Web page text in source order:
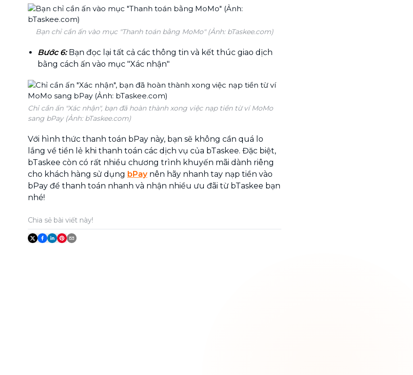
Bạn chỉ cần ấn vào mục "Thanh toán bằng MoMo" (Ảnh: bTaskee.com)
Bước 6:Bạn đọc lại tất cả các thông tin và kết thúc giao dịch
bằng cách ấn vào mục "Xác nhận"
Chỉ cần ấn "Xác nhận", bạn đã hoàn thành xong việc nạp tiền từ ví MoMo
sang bPay (Ảnh: bTaskee.com)
Với hình thức thanh toán bPay này, bạn sẽ không cần quá lo
lắng về tiền lẻ khi thanh toán các dịch vụ của bTaskee. Đặc biệt,
bTaskee còn có rất nhiều chương trình khuyến mãi dành riêng
cho khách hàng sử dụng bPaynên hãy nhanh tay nạp tiền vào
bPay để thanh toán nhanh và nhận nhiều ưu đãi từ bTaskee bạn
nhé!
Chia sẻ bài viết này!